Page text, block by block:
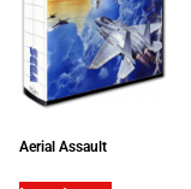
Aerial Assault